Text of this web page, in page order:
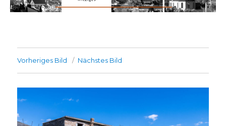
Vorheriges Bild Nächstes Bild